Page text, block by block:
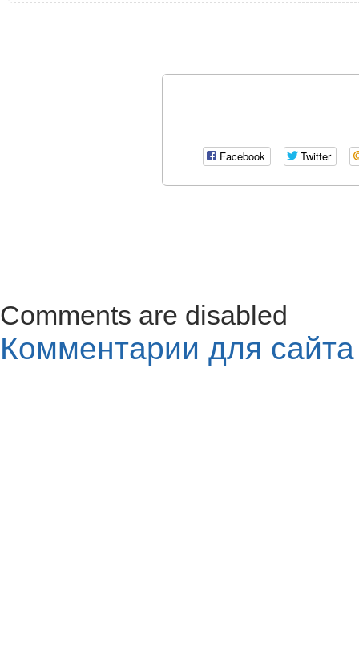
Facebook Twitter
Comments are disabled
Комментарии для